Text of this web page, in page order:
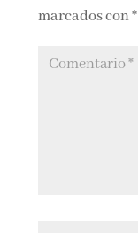
marcados con*